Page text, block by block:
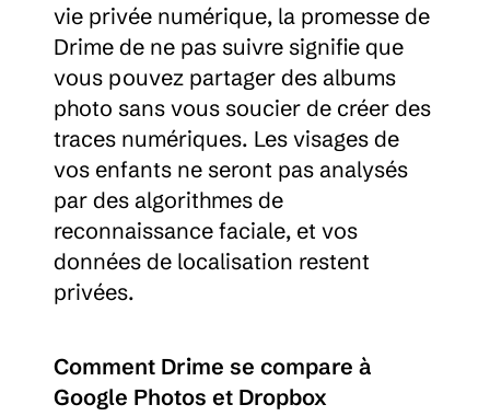
vie privée numérique, la promesse de
Drime de ne pas suivre signifie que
vous pouvez partager des albums
photo sans vous soucier de créer des
traces numériques. Les visages de
vos enfants ne seront pas analysés
par des algorithmes de
reconnaissance faciale, et vos
données de localisation restent
privées.
Comment Drime se compare à
Google Photos et Dropbox